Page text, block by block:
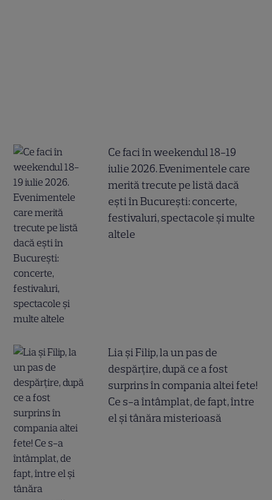
Ce faci în weekendul 18-19
iulie 2026. Evenimentele care
merită trecute pe listă dacă
ești în București: concerte,
festivaluri, spectacole și multe
altele
Lia și Filip, la un pas de
despărțire, după ce a fost
surprins în compania altei fete!
Ce s-a întâmplat, de fapt, între
el și tânăra misterioasă